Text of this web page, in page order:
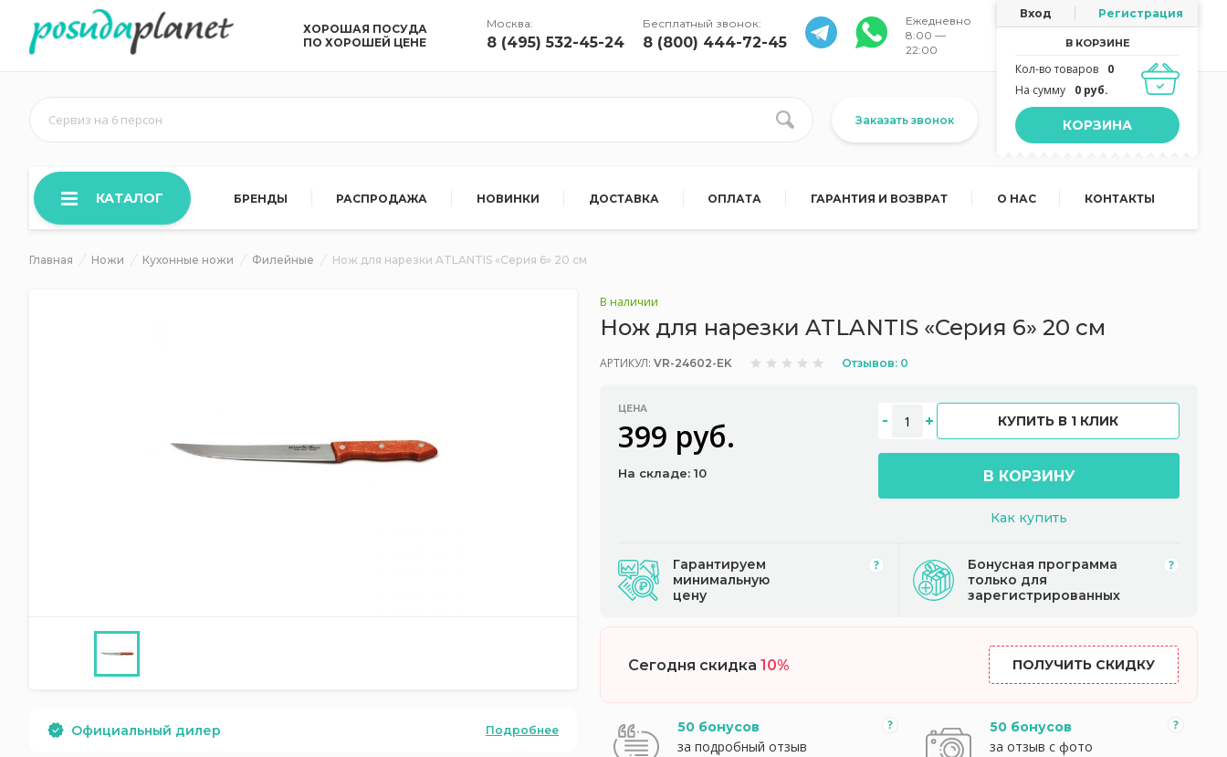
ХОРОШАЯ ПОСУДА
ПО ХОРОШЕЙ ЦЕНЕ
Москва:
8 (495) 532-45-24
Бесплатный звонок:
8 (800) 444-72-45
Ежедневно
8:00 —
22:00
Вход Регистрация
В КОРЗИНЕ
Кол-во товаров
0
На сумму
0 руб.
КОРЗИНА
Сервиз на 6 персон Заказать звонок
КАТАЛОГ БРЕНДЫ РАСПРОДАЖА НОВИНКИ ДОСТАВКА ОПЛАТА ГАРАНТИЯ И ВОЗВРАТ О НАС КОНТАКТЫ
Главная Ножи Кухонные ножи Филейные Нож для нарезки ATLANTIS «Серия 6» 20 см
Официальный дилер Подробнее
В наличии
Нож для нарезки ATLANTIS «Серия 6» 20 см
АРТИКУЛ: VR-24602-EK Отзывов: 0
ЦЕНА
399 руб.
На складе: 10
КУПИТЬ В 1 КЛИК
В КОРЗИНУ
Как купить
Гарантируем
минимальную
цену
Бонусная программа
только для
зарегистрированных
Сегодня скидка 10% ПОЛУЧИТЬ СКИДКУ
50 бонусов
за подробный отзыв
50 бонусов
за отзыв с фото